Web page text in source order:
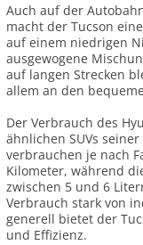
Auch auf der
macht der Tucson
auf einem niedrigen
ausgewogene
auf langen Strecken
allem an den
Der Verbrauch des
ähnlichen SUVs
verbrauchen je nach
Kilometer, während
zwischen 5 und 6
Verbrauch stark von
generell bietet der
und Effizienz.